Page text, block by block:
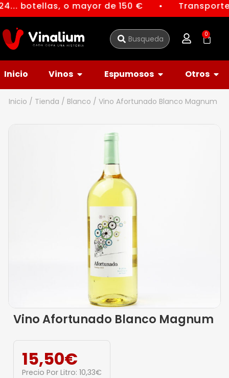
botellas, o mayor de 150 € ●
0
Inicio Vinos Espumosos Otros
Inicio / Tienda / Blanco / Vino Afortunado Blanco Magnum
Vino Afortunado Blanco Magnum
15,50€
Precio Por Litro: 10,33€